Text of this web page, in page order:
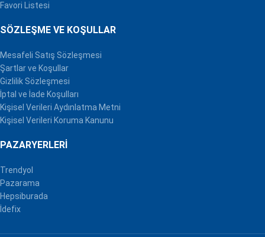
Favori Listesi
SÖZLEŞME VE KOŞULLAR
Mesafeli Satış Sözleşmesi
Şartlar ve Koşullar
Gizlilik Sözleşmesi
İptal ve İade Koşulları
Kişisel Verileri Aydınlatma Metni
Kişisel Verileri Koruma Kanunu
PAZARYERLERI
Trendyol
Pazarama
Hepsiburada
İdefix